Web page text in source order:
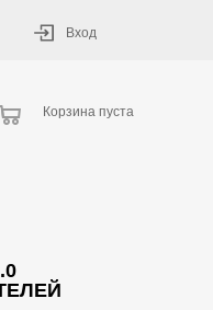
Вход
Корзина пуста